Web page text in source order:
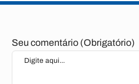
Seu comentário (Obrigatório)